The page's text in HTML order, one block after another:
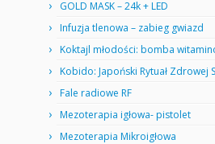
GOLD MASK – 24k + LED
Infuzja tlenowa – zabieg gwiazd
Koktajl młodości: bomba
Kobido: Japoński Rytuał Zdrowej
Fale radiowe RF
Mezoterapia igłowa- pistolet
Mezoterapia Mikroigłowa